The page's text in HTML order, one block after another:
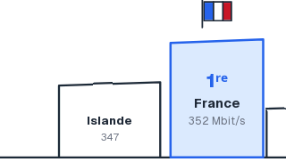
1ʳᵉ
France
352 Mbit/s
Islande
347